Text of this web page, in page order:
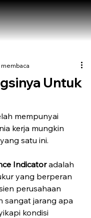
Untuk
mempunyai
kerja mungkin
satu ini.
Indicator adalah
yang berperan
perusahaan
sangat jarang apa
kondisi